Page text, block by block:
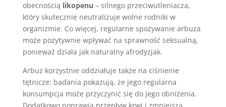
obecnością likopenu – silnego przeciwutleniacza,
który skutecznie neutralizuje wolne rodniki w
organizmie. Co więcej, regularne spożywanie arbuza
może pozytywnie wpływać na sprawność seksualną,
ponieważ działa jak naturalny afrodyzjak.
Arbuz korzystnie oddziałuje także na ciśnienie
tętnicze; badania pokazują, że jego regularna
konsumpcja może przyczynić się do jego obniżenia.